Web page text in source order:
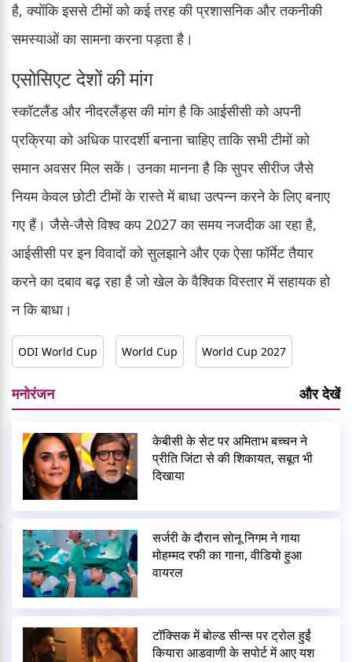
है, क्योंकि इससे टीमों को कई तरह की प्रशासनिक और तकनीकी
समस्याओं का सामना करना पड़ता है।
एसोसिएट देशों की मांग
स्कॉटलैंड और नीदरलैंड्स की मांग है कि आईसीसी को अपनी
प्रक्रिया को अधिक पारदर्शी बनाना चाहिए ताकि सभी टीमों को
समान अवसर मिल सकें। उनका मानना है कि सुपर सीरीज जैसे
नियम केवल छोटी टीमों के रास्ते में बाधा उत्पन्न करने के लिए बनाए
गए हैं। जैसे-जैसे विश्व कप 2027 का समय नजदीक आ रहा है,
आईसीसी पर इन विवादों को सुलझाने और एक ऐसा फॉर्मेट तैयार
करने का दबाव बढ़ रहा है जो खेल के वैश्विक विस्तार में सहायक हो
न कि बाधा।
ODI World Cup World Cup World Cup 2027
मनोरंजन और देखें
केबीसी के सेट पर अमिताभ बच्चन ने
प्रीति जिंटा से की शिकायत, सबूत भी
दिखाया
सर्जरी के दौरान सोनू निगम ने गाया
मोहम्मद रफी का गाना, वीडियो हुआ
वायरल
टॉक्सिक में बोल्ड सीन्स पर ट्रोल हुईं
कियारा आडवाणी के सपोर्ट में आए यश